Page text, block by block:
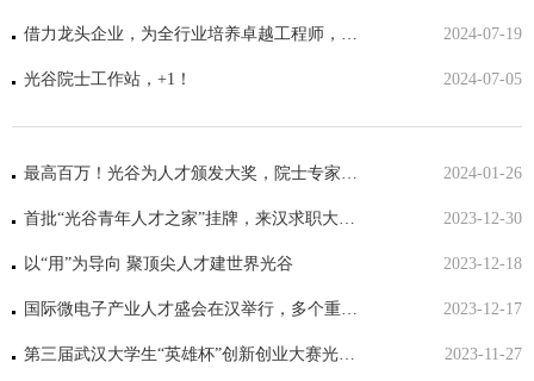
借力龙头企业，为全行业培养卓越工程师，光谷这一课堂开课！ 2024-07-19
光谷院士工作站，+1！ 2024-07-05
最高百万！光谷为人才颁发大奖，院士专家、企业家、投资人、创业者齐聚 2024-01-26
首批“光谷青年人才之家”挂牌，来汉求职大学生7天免租，拎包入住，申请点这里！ 2023-12-30
以“用”为导向 聚顶尖人才建世界光谷 2023-12-18
国际微电子产业人才盛会在汉举行，多个重磅项目落户光谷 2023-12-17
第三届武汉大学生“英雄杯”创新创业大赛光电子信息和大健康专项赛复赛在光谷举办 2023-11-27